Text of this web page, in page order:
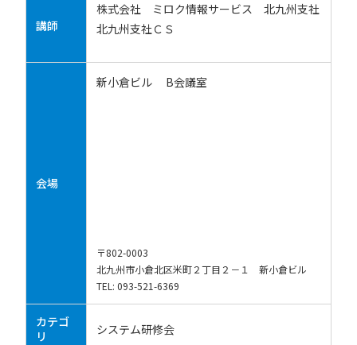
講師
株式会社 ミロク情報サービス 北九州支社
北九州支社ＣＳ
会場
新小倉ビル B会議室
〒802-0003
北九州市小倉北区米町２丁目２－１ 新小倉ビル
TEL: 093-521-6369
カテゴ
リ
システム研修会